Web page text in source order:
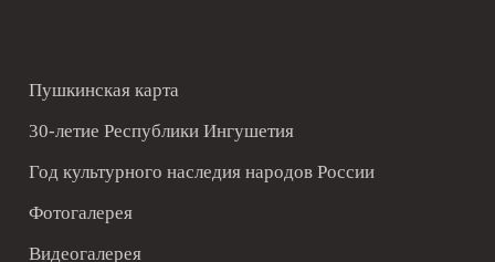
Пушкинская карта
30-летие Республики Ингушетия
Год культурного наследия народов России
Фотогалерея
Видеогалерея